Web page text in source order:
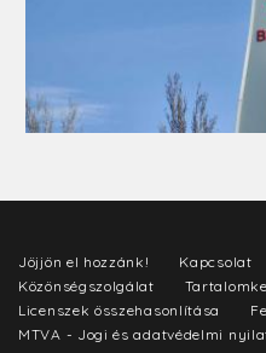
Jöjjön el hozzánk! Kapcsolat
Közönségszolgálat
Licenszek összehasonlítása
MTVA - Jogi és adatvédelmi